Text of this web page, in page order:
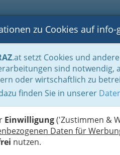
BLOGS FOTOS G
zu Cookies auf info-
.at setzt Cookies und
sind notwendig,
oder wirtschaftlich zu
finden Sie in unserer
Einwilligung('Zustimmen &
Daten für
nutzen.
Der Handel nach WKO-Gliederung
Geräte